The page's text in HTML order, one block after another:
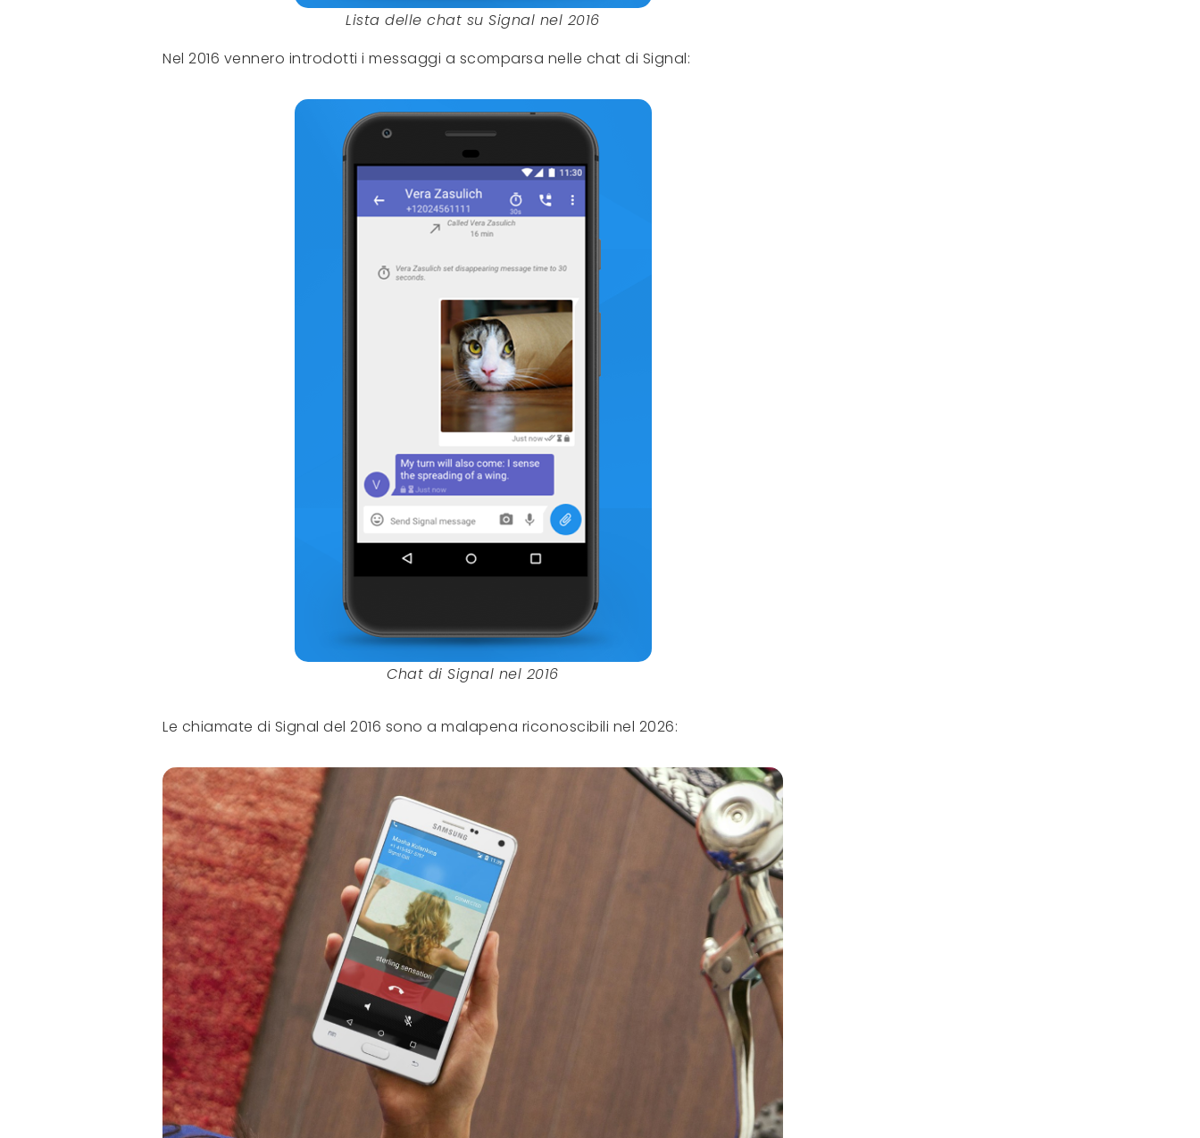
Lista delle chat su Signal nel 2016
Nel 2016 vennero introdotti i messaggi a scomparsa nelle chat di Signal:
Chat di Signal nel 2016
Le chiamate di Signal del 2016 sono a malapena riconoscibili nel 2026: